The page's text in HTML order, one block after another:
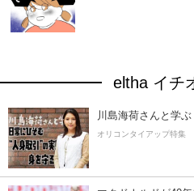
eltha イチ
川島海荷さんと学
オリコンタイアップ特集